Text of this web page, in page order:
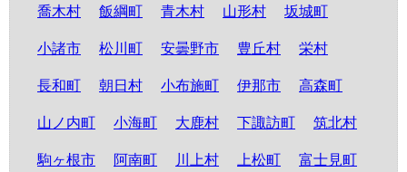
喬木村 飯綱町 青木村 山形村 坂城町
小諸市 松川町 安曇野市 豊丘村 栄村
長和町 朝日村 小布施町 伊那市 高森町
山ノ内町 小海町 大鹿村 下諏訪町 筑北村
駒ヶ根市 阿南町 川上村 上松町 富士見町